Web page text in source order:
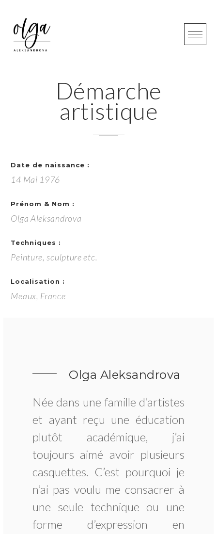
content
Démarche
artistique
Date de naissance :
14 Mai 1976
Prénom & Nom :
Olga Aleksandrova
Techniques :
Peinture, sculpture etc.
Localisation :
Meaux, France
Olga Aleksandrova
Née dans une famille d’artistes
et ayant reçu une éducation
plutôt académique, j’ai
toujours aimé avoir plusieurs
casquettes. C’est pourquoi je
n’ai pas voulu me consacrer à
une seule technique ou une
forme d’expression en